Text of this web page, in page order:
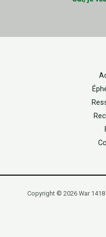
Copyright © 2026 War